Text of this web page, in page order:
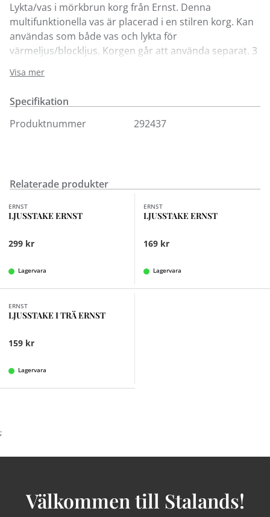
Lykta/vas i mörkbrun korg från Ernst. Denna
multifunktionella vas är placerad i en stilren korg. Kan
användas som både vas och lykta för
värmeljus/blockljus. Korgen går att använda separat. 3
Lyktorna går att köpa online och i vår butik i Kungens
Kurva. Välkommen in!
Visa mer
Specifikation
Produktnummer
292437
Relaterade produkter
Finns i fler val (2)
ERNST
LJUSSTAKE ERNST
299 kr
Lagervara
ERNST
LJUSSTAKE ERNST
169 kr
Lagervara
ERNST
LJUSSTAKE I TRÄ ERNST
159 kr
Lagervara
;
Välkommen till Stalands!